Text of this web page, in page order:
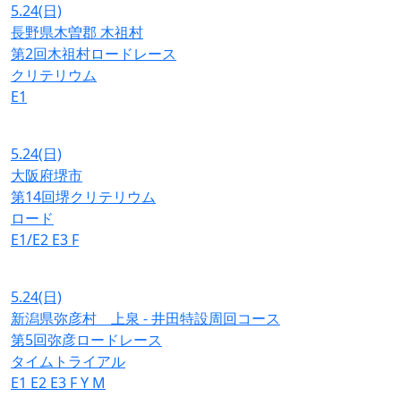
5.24(日)
長野県木曽郡 木祖村
第2回木祖村ロードレース
クリテリウム
E1
5.24(日)
大阪府堺市
第14回堺クリテリウム
ロード
E1/E2 E3 F
5.24(日)
新潟県弥彦村 上泉 - 井田特設周回コース
第5回弥彦ロードレース
タイムトライアル
E1 E2 E3 FY M